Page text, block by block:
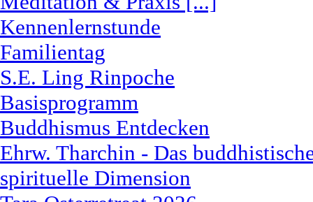
Kennenlernstunde
Familientag
S.E. Ling Rinpoche
Basisprogramm
Buddhismus Entdecken
Ehrw. Tharchin - Das
spirituelle Dimension